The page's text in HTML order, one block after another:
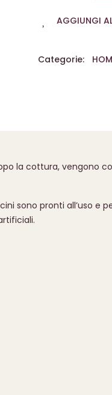
AGGIUNGI
Categorie:
la cottura, vengono
sono pronti all’uso